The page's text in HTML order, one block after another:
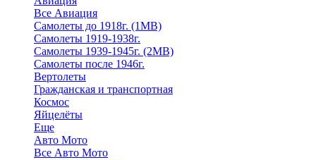
Все Авиация
Самолеты до 1918г. (1МВ)
Самолеты 1919-1938г.
Самолеты 1939-1945г. (2МВ)
Самолеты после 1946г.
Вертолеты
Гражданская и транспортная
Космос
Яйцелёты
Еще
Авто Мото
Все Авто Мото